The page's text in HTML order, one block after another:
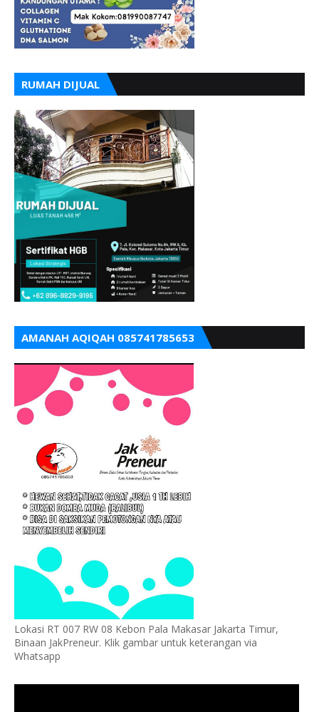
RUMAH DIJUAL
AMANAH AQIQAH 085741785653
Lokasi RT 007 RW 08 Kebon Pala Makasar Jakarta Timur,
Binaan JakPreneur. Klik gambar untuk keterangan via
Whatsapp